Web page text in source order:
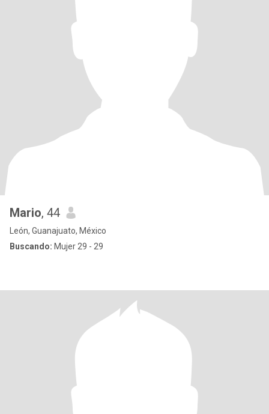
Mario, 44
León, Guanajuato, México
Buscando: Mujer 29 - 29